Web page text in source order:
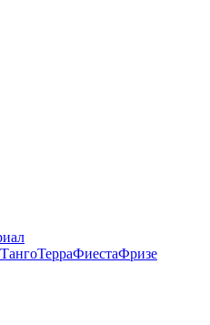
ТангоТерраФиестаФризе